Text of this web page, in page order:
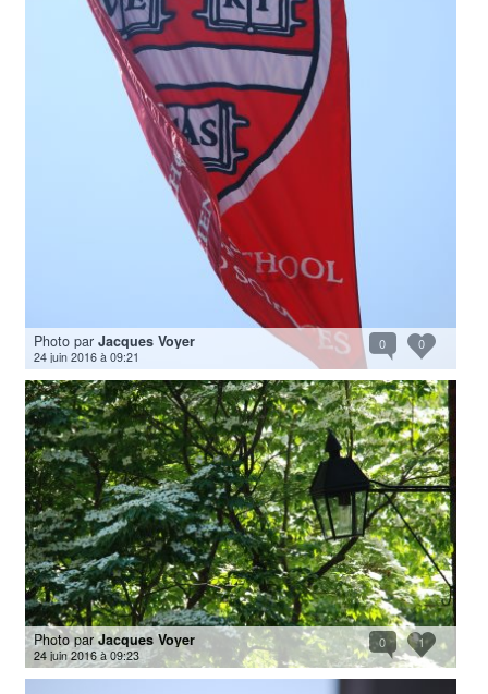
0
0
Photo par Jacques Voyer
24 juin 2016 à 09:21
1
0
Photo parJacques Voyer
24 juin 2016 à 09:23